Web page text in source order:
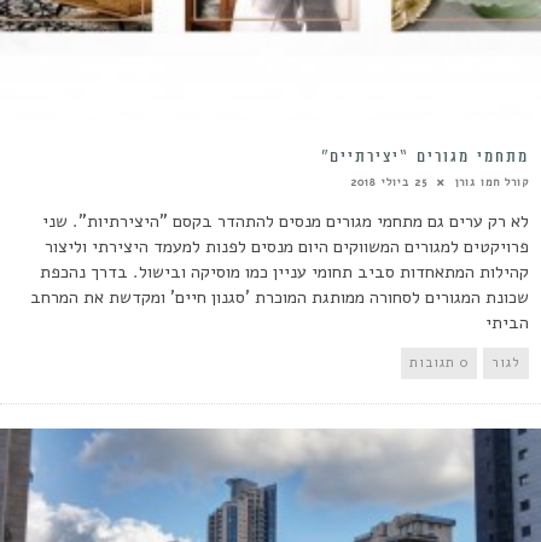
מתחמי מגורים “יצירתיים”
קורל חמו גורן 25 ביולי 2018
לא רק ערים גם מתחמי מגורים מנסים להתהדר בקסם "היצירתיות". שני
פרויקטים למגורים המשווקים היום מנסים לפנות למעמד היצירתי וליצור
קהילות המתאחדות סביב תחומי עניין כמו מוסיקה ובישול. בדרך נהכפת
שכונת המגורים לסחורה ממותגת המוכרת 'סגנון חיים' ומקדשת את המרחב
הביתי
לגור 0 תגובות